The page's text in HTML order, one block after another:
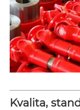
Kvalita,